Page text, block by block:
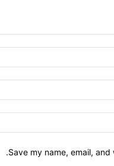
Save my name, email,